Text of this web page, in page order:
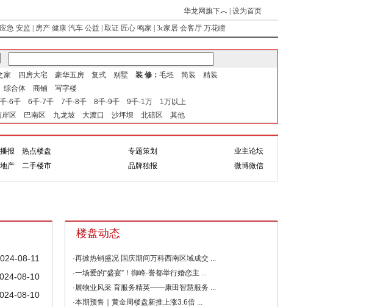
华龙网旗下︿
设为首页
应急 安监 房产 健康 汽车 公益 取证 匠心 鸣家 3c家居 会客厅 万花瞳
家 四房大宅 豪华五房 复式 别墅 装 修： 毛坯 简装 精装
合体 商铺 写字楼
-6千 6千-7千 7千-8千 8千-9千 9千-1万 1万以上
区 巴南区 九龙坡 大渡口 沙坪坝 北碚区 其他
报
热点楼盘
产 二手楼市
专题策划
品牌独报
业主论坛
微博微信
08-11
08-10
08-10
楼盘动态
·再掀热销盛况 国庆期间万科西南区域成交 ...
·一场爱的“盛宴”！御峰·誉都举行婚恋主 ...
·展物业风采 育服务精英——康田智慧服务 ...
·本期预售｜黄金周楼盘新推上涨3.6倍 ...